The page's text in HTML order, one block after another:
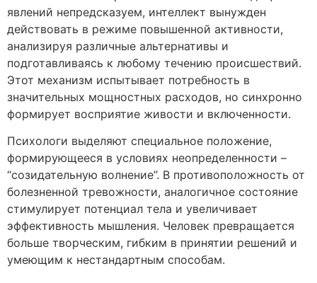
явлений непредсказуем, интеллект вынужден
действовать в режиме повышенной активности,
анализируя различные альтернативы и
подготавливаясь к любому течению происшествий.
Этот механизм испытывает потребность в
значительных мощностных расходов, но синхронно
формирует восприятие живости и включенности.
Психологи выделяют специальное положение,
формирующееся в условиях неопределенности –
“созидательную волнение”. В противоположность от
болезненной тревожности, аналогичное состояние
стимулирует потенциал тела и увеличивает
эффективность мышления. Человек превращается
больше творческим, гибким в принятии решений и
умеющим к нестандартным способам.